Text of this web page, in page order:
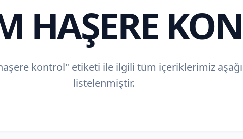
HAŞERE
kontrol" etiketi ile ilgili tüm içeriklerimiz
listelenmiştir.